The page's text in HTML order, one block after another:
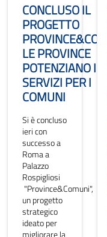
CONCLUSO IL
PROGETTO
LE PROVINCE
POTENZIANO I
SERVIZI PER I
COMUNI
Si è concluso
ieri con
successo a
Roma a
Palazzo
Rospigliosi
"Province&Comuni",
un progetto
strategico
ideato per
migliorare la